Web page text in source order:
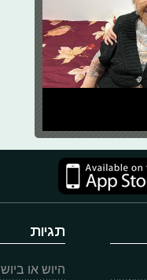
תגיות
היוש או ביוש